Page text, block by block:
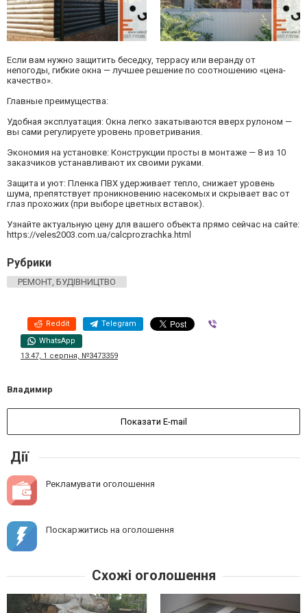
Если вам нужно защитить беседку, террасу или веранду от
непогоды, гибкие окна — лучшее решение по соотношению «цена-
качество».
Главные преимущества:
Удобная эксплуатация: Окна легко закатываются вверх рулоном —
вы сами регулируете уровень проветривания.
Экономия на установке: Конструкции просты в монтаже — 8 из 10
заказчиков устанавливают их своими руками.
Защита и уют: Пленка ПВХ удерживает тепло, снижает уровень
шума, препятствует проникновению насекомых и скрывает вас от
глаз прохожих (при выборе цветных вставок).
Узнайте актуальную цену для вашего объекта прямо сейчас на сайте:
https://veles2003.com.ua/calcprozrachka.html
Рубрики
РЕМОНТ, БУДІВНИЦТВО
Reddit Telegram
WhatsApp
13:47, 1 серпня, №3473359
Владимир
Показати E-mail
Дії
Рекламувати оголошення
Поскаржитись на оголошення
Схожі оголошення